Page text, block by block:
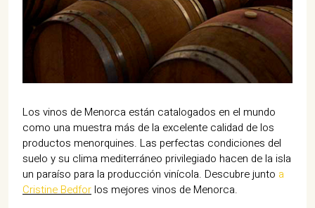
Hotel: +34 971 635 502
mahon@cristinebedfor.com
Los vinos de Menorca están catalogados en el mundo
como una muestra más de la excelente calidad de los
productos menorquines. Las perfectas condiciones del
suelo y su clima mediterráneo privilegiado hacen de la isla
un paraíso para la producción vinícola. Descubre junto a
Cristine Bedforlos mejores vinos de Menorca.